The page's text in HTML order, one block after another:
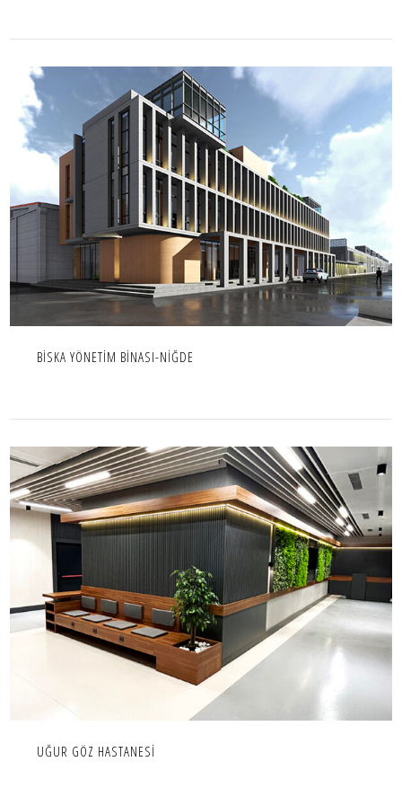
BİSKA YÖNETİM BİNASI-NİĞDE
İÇ MEKAN,IC MEKAN,OFIS
BİSKA YÖNETİM BİNASI-NİĞDE
UĞUR GÖZ HASTANESİ
İÇ MEKAN,IC MEKAN,PROJE
UĞUR GÖZ HASTANESİ